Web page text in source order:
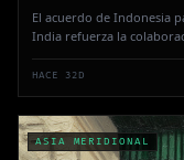
El acuerdo de Indonesia
India refuerza la
de tensiones regionales.
HACE 32D
ASIA MERIDIONAL